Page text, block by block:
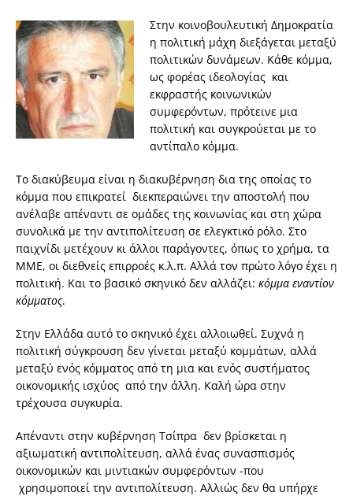
Στην κοινοβουλευτική Δημοκρατία
η πολιτική μάχη διεξάγεται μεταξύ
πολιτικών δυνάμεων. Κάθε κόμμα,
ως φορέας ιδεολογίας και
εκφραστής κοινωνικών
συμφερόντων, πρότεινε μια
πολιτική και συγκρούεται με το
αντίπαλο κόμμα.
Το διακύβευμα είναι η διακυβέρνηση δια της οποίας το
κόμμα που επικρατεί διεκπεραιώνει την αποστολή που
ανέλαβε απέναντι σε ομάδες της κοινωνίας και στη χώρα
συνολικά με την αντιπολίτευση σε ελεγκτικό ρόλο. Στο
παιχνίδι μετέχουν κι άλλοι παράγοντες, όπως το χρήμα, τα
ΜΜΕ, οι διεθνείς επιρροές κ.λ.π. Αλλά τον πρώτο λόγο έχει η
πολιτική. Και το βασικό σκηνικό δεν αλλάζει: κόμμα εναντίον
κόμματος.
Στην Ελλάδα αυτό το σκηνικό έχει αλλοιωθεί. Συχνά η
πολιτική σύγκρουση δεν γίνεται μεταξύ κομμάτων, αλλά
μεταξύ ενός κόμματος από τη μια και ενός συστήματος
οικονομικής ισχύος από την άλλη. Καλή ώρα στην
τρέχουσα συγκυρία.
Απέναντι στην κυβέρνηση Τσίπρα δεν βρίσκεται η
αξιωματική αντιπολίτευση, αλλά ένας συνασπισμός
οικονομικών και μιντιακών συμφερόντων -που
χρησιμοποιεί την αντιπολίτευση. Αλλιώς δεν θα υπήρχε